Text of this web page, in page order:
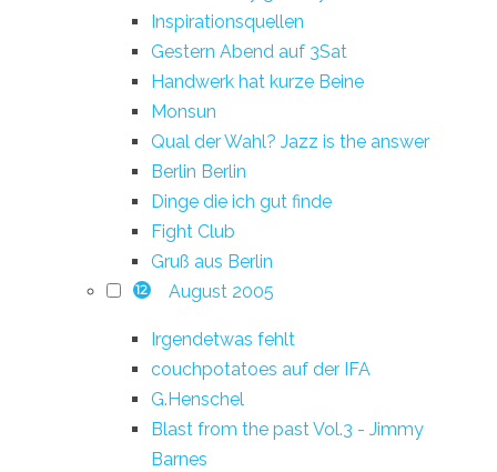
Inspirationsquellen
Gestern Abend auf 3Sat
Handwerk hat kurze Beine
Monsun
Qual der Wahl? Jazz is the answer
Berlin Berlin
Dinge die ich gut finde
Fight Club
Gruß aus Berlin
12 August 2005
Irgendetwas fehlt
couchpotatoes auf der IFA
G.Henschel
Blast from the past Vol.3 - Jimmy
Barnes